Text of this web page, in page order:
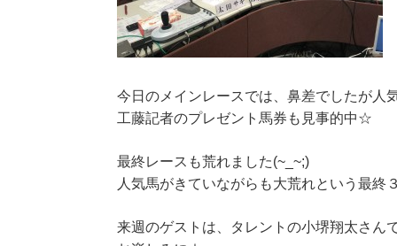
今日のメインレースでは、鼻差でしたが人
工藤記者のプレゼント馬券も見事的中☆
最終レースも荒れました(~_~;)
人気馬がきていながらも大荒れという最終
来週のゲストは、タレントの小堺翔太さんで